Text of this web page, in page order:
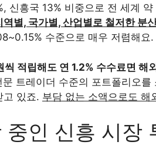
신흥국 13% 비중으로 전 세계
역별, 국가별, 산업별로 철저한 분
수준으로 매우 저렴해요.
씩 적립해도 연 1.2% 수수료면 해
문 트레이더 수준의 포트폴리오
고 있죠. 부담 없는 소액으로도 해
중인 신흥 시장